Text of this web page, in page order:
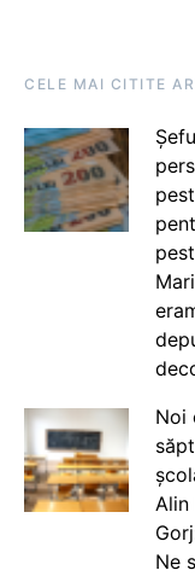
CELE MAI CITITE
Noi
Alin
Ne